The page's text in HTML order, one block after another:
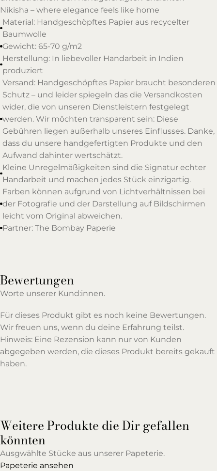
Nikisha – where elegance feels like home
Material: Handgeschöpftes Papier aus recycelter
Baumwolle
Gewicht: 65-70 g/m2
Herstellung: In liebevoller Handarbeit in Indien
produziert
Versand: Handgeschöpftes Papier braucht besonderen
Schutz – und leider spiegeln das die Versandkosten
wider, die von unseren Dienstleistern festgelegt
werden. Wir möchten transparent sein: Diese
Gebühren liegen außerhalb unseres Einflusses. Danke,
dass du unsere handgefertigten Produkte und den
Aufwand dahinter wertschätzt.
Kleine Unregelmäßigkeiten sind die Signatur echter
Handarbeit und machen jedes Stück einzigartig.
Farben können aufgrund von Lichtverhältnissen bei
der Fotografie und der Darstellung auf Bildschirmen
leicht vom Original abweichen.
Partner: The Bombay Paperie
Bewertungen
Worte unserer Kund:innen.
Für dieses Produkt gibt es noch keine Bewertungen.
Wir freuen uns, wenn du deine Erfahrung teilst.
Hinweis: Eine Rezension kann nur von Kunden
abgegeben werden, die dieses Produkt bereits gekauft
haben.
Weitere Produkte die Dir gefallen
könnten
Ausgwählte Stücke aus unserer Papeterie.
Papeterie ansehen